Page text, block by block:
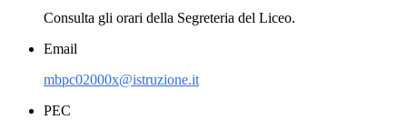
Consulta gli orari della Segreteria del Liceo.
Email
mbpc02000x@istruzione.it
PEC